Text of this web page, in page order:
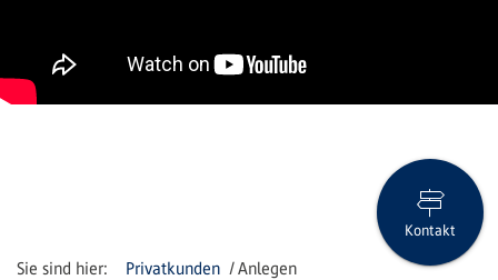
Privatkunden Anlegen
Kontakt